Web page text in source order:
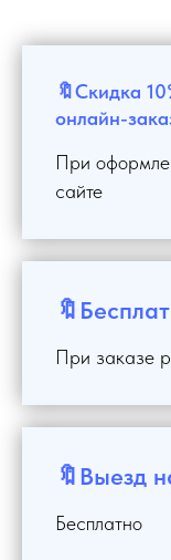
🔖Скидка
онлайн-
При
сайте
При заказе
🔖Выезд
Бесплатно